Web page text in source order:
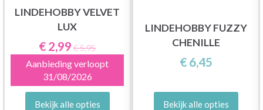
LINDEHOBBY VELVET
LUX
€ 2,99 € 5,95
Aanbieding verloopt
31/08/2026
Bekijk alle opties
LINDEHOBBY FUZZY
CHENILLE
€ 6,45
Bekijk alle opties